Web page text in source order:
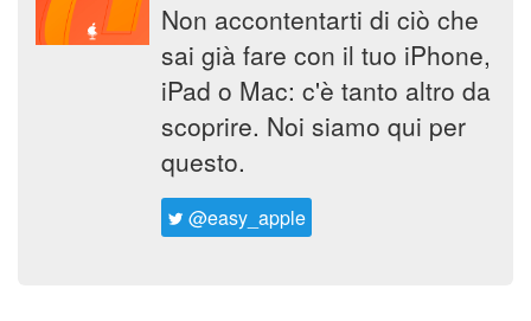
Non accontentarti di ciò che
sai già fare con il tuo iPhone,
iPad o Mac: c'è tanto altro da
scoprire. Noi siamo qui per
questo.
@easy_apple